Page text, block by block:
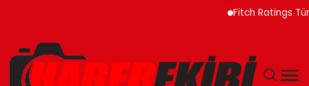
Fitch Ratings Türkiye